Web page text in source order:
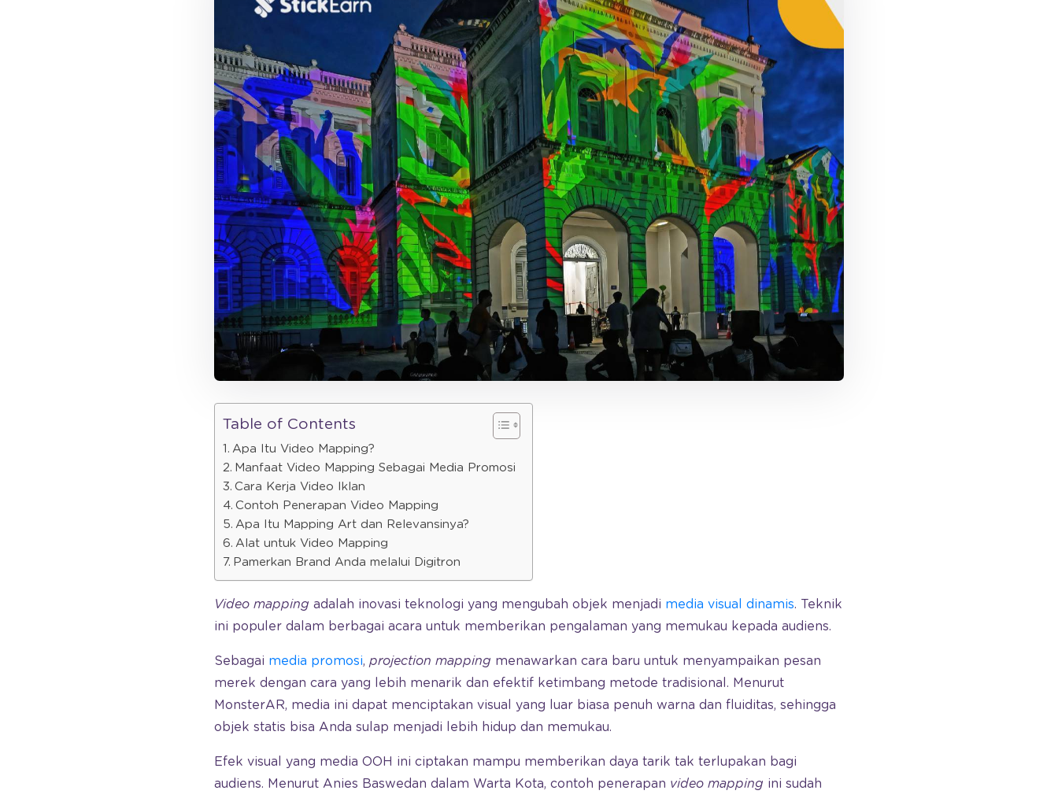
Table of Contents
Apa Itu Video Mapping?
Manfaat Video Mapping Sebagai Media Promosi
Cara Kerja Video Iklan
Contoh Penerapan Video Mapping
Apa Itu Mapping Art dan Relevansinya?
Alat untuk Video Mapping
Pamerkan Brand Anda melalui Digitron
Video mapping adalah inovasi teknologi yang mengubah objek menjadi media visual dinamis. Teknik
ini populer dalam berbagai acara untuk memberikan pengalaman yang memukau kepada audiens.
Sebagai media promosi, projection mapping menawarkan cara baru untuk menyampaikan pesan
merek dengan cara yang lebih menarik dan efektif ketimbang metode tradisional. Menurut
MonsterAR, media ini dapat menciptakan visual yang luar biasa penuh warna dan fluiditas, sehingga
objek statis bisa Anda sulap menjadi lebih hidup dan memukau.
Efek visual yang media OOH ini ciptakan mampu memberikan daya tarik tak terlupakan bagi
audiens. Menurut Anies Baswedan dalam Warta Kota, contoh penerapan video mapping ini sudah